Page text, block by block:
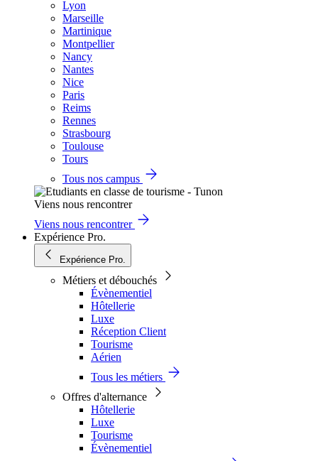
Lyon
Marseille
Martinique
Montpellier
Nancy
Nantes
Nice
Paris
Reims
Rennes
Strasbourg
Toulouse
Tours
Tous nos campus
Viens nous rencontrer
Viens nous rencontrer
Expérience Pro.
Expérience Pro.
Métiers et débouchés
Évènementiel
Hôtellerie
Luxe
Réception Client
Tourisme
Aérien
Tous les métiers
Offres d'alternance
Hôtellerie
Luxe
Tourisme
Évènementiel